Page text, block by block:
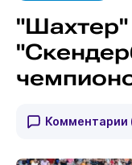
Комментарии